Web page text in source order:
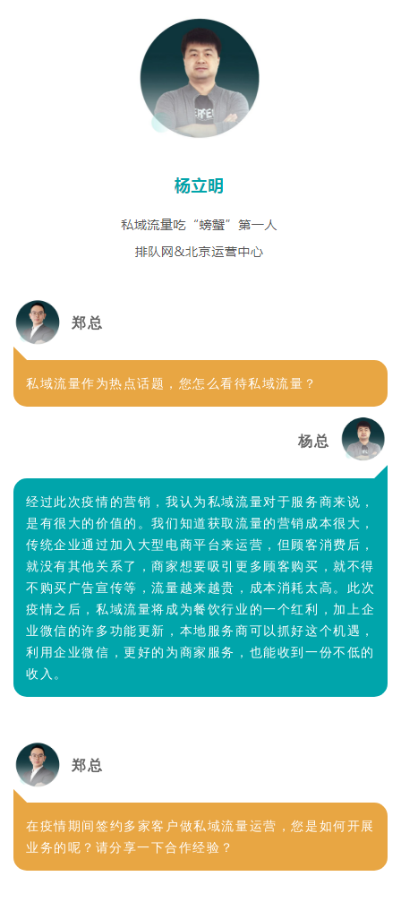
郑总
私域流量作为热点话题，您怎么看待私域流量？
杨总
经过此次疫情的营销，我认为私域流量对于服务商来说，
是有很大的价值的。我们知道获取流量的营销成本很大，
传统企业通过加入大型电商平台来运营，但顾客消费后，
就没有其他关系了，商家想要吸引更多顾客购买，就不得
不购买广告宣传等，流量越来越贵，成本消耗太高。 此次
疫情之后，私域流量将成为餐饮行业的一个红利，加上企
业微信的许多功能更新，本地服务商可以抓好这个机遇，
利用企业微信，更好的为商家服务，也能收到一份不低的
收入。
郑总
在疫情期间签约多家客户做私域流量运营，您是如何开展
业务的呢？请分享一下合作经验？